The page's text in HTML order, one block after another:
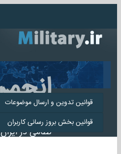
انجمن
نظامی در ایران
قوانین تدوین و ارسال موضوعات
قوانین بخش بروز رسانی کاربران